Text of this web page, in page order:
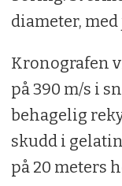
diameter,
Kronografen
på 390 m/s i
behagelig
skudd i
på 20 meters